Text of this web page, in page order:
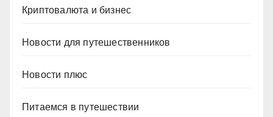
Криптовалюта и бизнес
Новости для путешественников
Новости плюс
Питаемся в путешествии